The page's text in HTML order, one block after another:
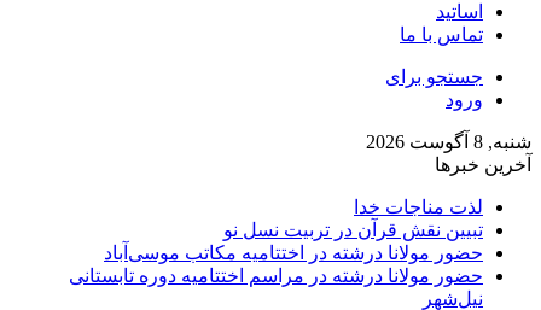
اساتید
تماس با ما
جستجو برای
ورود
شنبه, 8 آگوست 2026
آخرین خبرها
لذت مناجات خدا
تبیین نقش قرآن در تربیت نسل نو
حضور مولانا درشته در اختتامیه مکاتب موسی‌آباد
حضور مولانا درشته در مراسم اختتامیه دوره تابستانی
نیل‌شهر